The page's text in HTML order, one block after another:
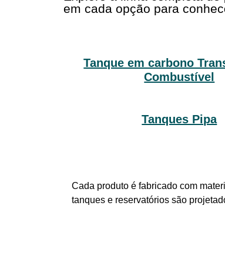
em cada opção para
Tanque em carbono
Combustível
Tanques Pipa
Cada produto é fabricado com
tanques e reservatórios são